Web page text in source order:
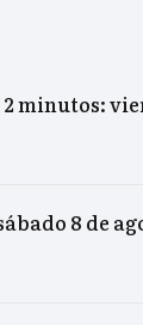
minutos:
8 de